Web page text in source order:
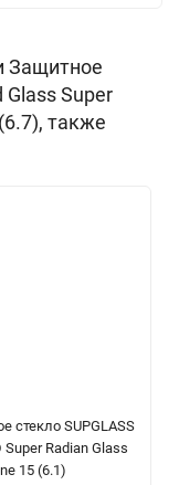
Защитное
Glass Super
также
стекло SUPGLASS
Super Radian Glass
15 (6.1)